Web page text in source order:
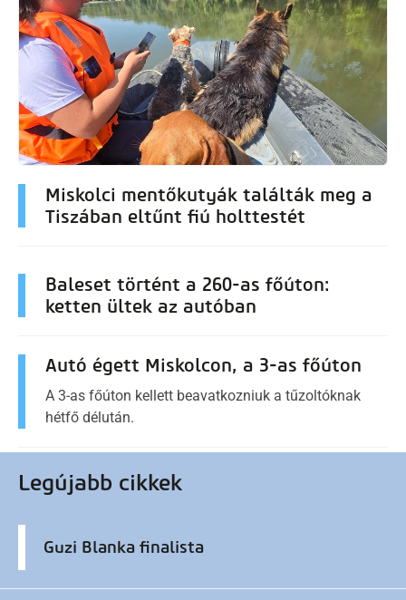
Miskolci mentőkutyák találták meg a
Tiszában eltűnt fiú holttestét
Baleset történt a 260-as főúton:
ketten ültek az autóban
Autó égett Miskolcon, a 3-as főúton
A 3-as főúton kellett beavatkozniuk a tűzoltóknak
hétfő délután.
Legújabb cikkek
Guzi Blanka finalista